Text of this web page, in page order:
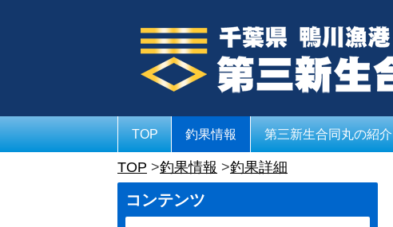
TOP 釣果情報 第三新生合同丸の紹介
TOP 釣果情報 釣果詳細
コンテンツ